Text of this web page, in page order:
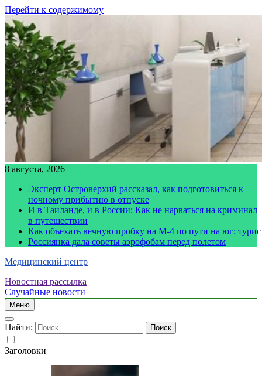
Перейти к содержимому
8 августа, 2026
Эксперт Островерхий рассказал, как подготовиться к
ночному прибытию в отпуске
И в Таиланде, и в России: Как не нарваться на криминал
в путешествии
Как объехать вечную пробку на М-4 по пути на юг:
Россиянка дала советы аэрофобам перед полетом
Медицинский центр
Новостная рассылка
Случайные новости
Меню
Найти:
Заголовки